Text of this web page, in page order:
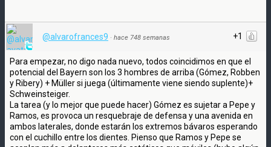
+1
@alvarofrances9 · hace 748 semanas
Para empezar, no digo nada nuevo, todos coincidimos en que el
potencial del Bayern son los 3 hombres de arriba (Gómez, Robben
y Ribery) + Müller si juega (últimamente viene siendo suplente)+
Schweinsteiger.
La tarea (y lo mejor que puede hacer) Gómez es sujetar a Pepe y
Ramos, es provoca un resquebraje de defensa y una avenida en
ambos laterales, donde estarán los extremos bávaros esperando
con el cuchillo entre los dientes. Pienso que Ramos y Pepe se